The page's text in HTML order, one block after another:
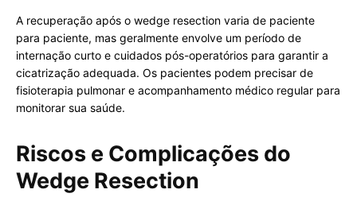
A recuperação após o wedge resection varia de paciente
para paciente, mas geralmente envolve um período de
internação curto e cuidados pós-operatórios para garantir a
cicatrização adequada. Os pacientes podem precisar de
fisioterapia pulmonar e acompanhamento médico regular para
monitorar sua saúde.
Riscos e Complicações do
Wedge Resection